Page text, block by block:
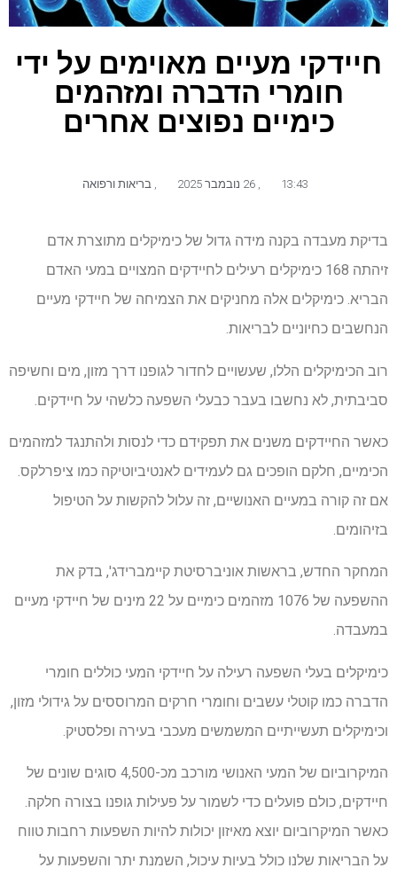
חיידקי מעיים מאוימים על ידי
חומרי הדברה ומזהמים
כימיים נפוצים אחרים
13:43 26 נובמבר 2025 בריאות ורפואה
בדיקת מעבדה בקנה מידה גדול של כימיקלים מתוצרת אדם
זיהתה 168 כימיקלים רעילים לחיידקים המצויים במעי האדם
הבריא. כימיקלים אלה מחניקים את הצמיחה של חיידקי מעיים
הנחשבים כחיוניים לבריאות.
רוב הכימיקלים הללו, שעשויים לחדור לגופנו דרך מזון, מים וחשיפה
סביבתית, לא נחשבו בעבר כבעלי השפעה כלשהי על חיידקים.
כאשר החיידקים משנים את תפקידם כדי לנסות ולהתנגד למזהמים
הכימיים, חלקם הופכים גם לעמידים לאנטיביוטיקה כמו ציפרלקס.
אם זה קורה במעיים האנושיים, זה עלול להקשות על הטיפול
בזיהומים.
המחקר החדש, בראשות אוניברסיטת קיימברידג', בדק את
ההשפעה של 1076 מזהמים כימיים על 22 מינים של חיידקי מעיים
במעבדה.
כימיקלים בעלי השפעה רעילה על חיידקי המעי כוללים חומרי
הדברה כמו קוטלי עשבים וחומרי חרקים המרוססים על גידולי מזון,
וכימיקלים תעשייתיים המשמשים מעכבי בעירה ופלסטיק.
המיקרוביום של המעי האנושי מורכב מכ-4,500 סוגים שונים של
חיידקים, כולם פועלים כדי לשמור על פעילות גופנו בצורה חלקה.
כאשר המיקרוביום יוצא מאיזון יכולות להיות השפעות רחבות טווח
על הבריאות שלנו כולל בעיות עיכול, השמנת יתר והשפעות על